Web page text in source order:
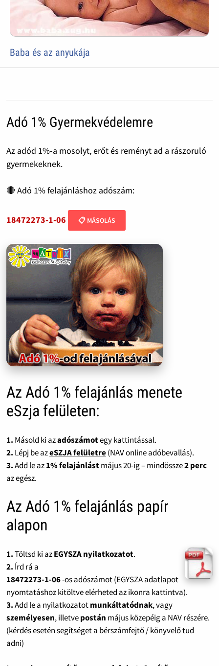
Baba és az anyukája
Adó 1% Gyermekvédelemre
Az adód 1%-a mosolyt, erőt és reményt ad a rászoruló
gyermekeknek.
🔴 Adó 1% felajánláshoz adószám:
18472273-1-06 📋 MÁSOLÁS
Az Adó 1% felajánlás menete
eSzja felületen:
1. Másold ki azadószámotegy kattintással.
2. Lépj be azeSZJA felületre(NAV online adóbevallás).
3.Add le az1% felajánlástmájus 20-ig – mindössze2 perc
az egész.
Az Adó 1% felajánlás papír
alapon
1.Töltsd ki azEGYSZA nyilatkozatot.
2. Írd rá a
18472273-1-06-os adószámot (EGYSZA adatlapot
nyomtatáshoz kitöltve elérheted az ikonra kattintva).
3.Add le a nyilatkozatotmunkáltatódnak, vagy
személyesen, illetvepostán május közepéig a NAV részére.
(kérdés esetén segítséget a bérszámfejtő / könyvelő tud
adni)